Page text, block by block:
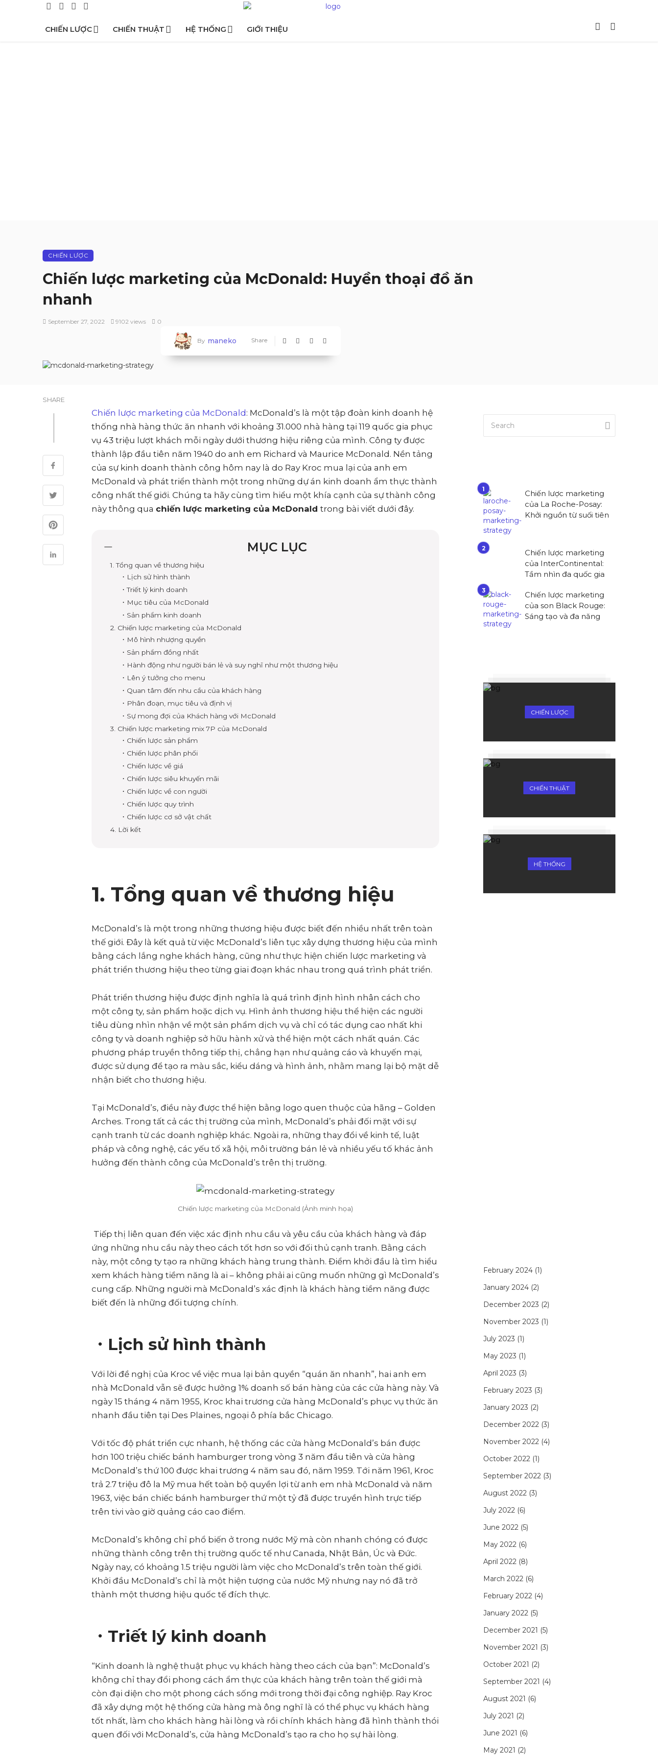
CHIẾN LƯỢC CHIẾN THUẬT HỆ THỐNG GIỚI THIỆU
CHIẾN LƯỢC
Chiến lược marketing của McDonald: Huyền thoại đồ ăn
nhanh
September 27, 2022 9102 views 0
By maneko Share
SHARE
Chiến lược marketing của McDonald : McDonald’s là một tập đoàn kinh doanh hệ
thống nhà hàng thức ăn nhanh với khoảng 31.000 nhà hàng tại 119 quốc gia phục
vụ 43 triệu lượt khách mỗi ngày dưới thương hiệu riêng của mình. Công ty được
thành lập đầu tiên năm 1940 do anh em Richard và Maurice McDonald. Nền tảng
của sự kinh doanh thành công hôm nay là do Ray Kroc mua lại của anh em
McDonald và phát triển thành một trong những dự án kinh doanh ẩm thực thành
công nhất thế giới. Chúng ta hãy cùng tìm hiểu một khía cạnh của sự thành công
này thông qua chiến lược marketing của McDonald trong bài viết dưới đây.
MỤC LỤC
1. Tổng quan về thương hiệu
・Lịch sử hình thành
・Triết lý kinh doanh
・Mục tiêu của McDonald
・Sản phẩm kinh doanh
2. Chiến lược marketing của McDonald
・Mô hình nhượng quyền
・Sản phẩm đồng nhất
・Hành động như người bán lẻ và suy nghĩ như một thương hiệu
・Lên ý tưởng cho menu
・Quan tâm đến nhu cầu của khách hàng
・Phân đoạn, mục tiêu và định vị
・Sự mong đợi của Khách hàng với McDonald
3. Chiến lược marketing mix 7P của McDonald
・Chiến lược sản phẩm
・Chiến lược phân phối
・Chiến lược về giá
・Chiến lược siêu khuyến mãi
・Chiến lược về con người
・Chiến lược quy trình
・Chiến lược cơ sở vật chất
4. Lời kết
1. Tổng quan về thương hiệu
McDonald’s là một trong những thương hiệu được biết đến nhiều nhất trên toàn
thế giới. Đây là kết quả từ việc McDonald’s liên tục xây dựng thương hiệu của mình
bằng cách lắng nghe khách hàng, cũng như thực hiện chiến lược marketing và
phát triển thương hiệu theo từng giai đoạn khác nhau trong quá trình phát triển.
Phát triển thương hiệu được định nghĩa là quá trình định hình nhân cách cho
một công ty, sản phẩm hoặc dịch vụ. Hình ảnh thương hiệu thể hiện các người
tiêu dùng nhìn nhận về một sản phẩm dịch vụ và chỉ có tác dụng cao nhất khi
công ty và doanh nghiệp sở hữu hành xử và thể hiện một cách nhất quán. Các
phương pháp truyền thông tiếp thị, chẳng hạn như quảng cáo và khuyến mại,
được sử dụng để tạo ra màu sắc, kiểu dáng và hình ảnh, nhằm mang lại bộ mặt dễ
nhận biết cho thương hiệu.
Tại McDonald’s, điều này được thể hiện bằng logo quen thuộc của hãng – Golden
Arches. Trong tất cả các thị trường của mình, McDonald’s phải đối mặt với sự
cạnh tranh từ các doanh nghiệp khác. Ngoài ra, những thay đổi về kinh tế, luật
pháp và công nghệ, các yếu tố xã hội, môi trường bán lẻ và nhiều yếu tố khác ảnh
hưởng đến thành công của McDonald’s trên thị trường.
Chiến lược marketing của McDonald (Ảnh minh họa)
Tiếp thị liên quan đến việc xác định nhu cầu và yêu cầu của khách hàng và đáp
ứng những nhu cầu này theo cách tốt hơn so với đối thủ cạnh tranh. Bằng cách
này, một công ty tạo ra những khách hàng trung thành. Điểm khởi đầu là tìm hiểu
xem khách hàng tiềm năng là ai – không phải ai cũng muốn những gì McDonald’s
cung cấp. Những người mà McDonald’s xác định là khách hàng tiềm năng được
biết đến là những đối tượng chính.
・Lịch sử hình thành
Với lời đề nghị của Kroc về việc mua lại bản quyền “quán ăn nhanh”, hai anh em
nhà McDonald vẫn sẽ được hưởng 1% doanh số bán hàng của các cửa hàng này. Và
ngày 15 tháng 4 năm 1955, Kroc khai trương cửa hàng McDonald’s phục vụ thức ăn
nhanh đầu tiên tại Des Plaines, ngoại ô phía bắc Chicago.
Với tốc độ phát triển cực nhanh, hệ thống các cửa hàng McDonald’s bán được
hơn 100 triệu chiếc bánh hamburger trong vòng 3 năm đầu tiên và cửa hàng
McDonald’s thứ 100 được khai trương 4 năm sau đó, năm 1959. Tới năm 1961, Kroc
trả 2.7 triệu đô la Mỹ mua hết toàn bộ quyền lợi từ anh em nhà McDonald và năm
1963, việc bán chiếc bánh hamburger thứ một tỷ đã được truyền hình trực tiếp
trên tivi vào giờ quảng cáo cao điểm.
McDonald’s không chỉ phổ biến ở trong nước Mỹ mà còn nhanh chóng có được
những thành công trên thị trường quốc tế như Canada, Nhật Bản, Úc và Đức.
Ngày nay, có khoảng 1.5 triệu người làm việc cho McDonald’s trên toàn thế giới.
Khởi đầu McDonald’s chỉ là một hiện tượng của nước Mỹ nhưng nay nó đã trở
thành một thương hiệu quốc tế đích thực.
・Triết lý kinh doanh
“Kinh doanh là nghệ thuật phục vụ khách hàng theo cách của bạn”: McDonald’s
không chỉ thay đổi phong cách ẩm thực của khách hàng trên toàn thế giới mà
còn đại diện cho một phong cách sống mới trong thời đại công nghiệp. Ray Kroc
đã xây dựng một hệ thống cửa hàng mà ông nghĩ là có thể phục vụ khách hàng
tốt nhất, làm cho khách hàng hài lòng và rồi chính khách hàng đã hình thành thói
quen đối với McDonald’s, cửa hàng McDonald’s tạo ra cho họ sự hài lòng.
Chiến lược marketing
của La Roche-Posay:
Khởi nguồn từ suối tiên
Chiến lược marketing
của InterContinental:
Tầm nhìn đa quốc gia
Chiến lược marketing
của son Black Rouge:
Sáng tạo và đa năng
CHIẾN LƯỢC
CHIẾN THUẬT
HỆ THỐNG
February 2024 (1)
January 2024 (2)
December 2023 (2)
November 2023 (1)
July 2023 (1)
May 2023 (1)
April 2023 (3)
February 2023 (3)
January 2023 (2)
December 2022 (3)
November 2022 (4)
October 2022 (1)
September 2022 (3)
August 2022 (3)
July 2022 (6)
June 2022 (5)
May 2022 (6)
April 2022 (8)
March 2022 (6)
February 2022 (4)
January 2022 (5)
December 2021 (5)
November 2021 (3)
October 2021 (2)
September 2021 (4)
August 2021 (6)
July 2021 (2)
June 2021 (6)
May 2021 (2)